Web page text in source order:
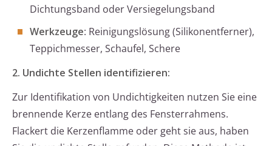
Dichtungsband oder Versiegelungsband
Werkzeuge: Reinigungslösung (Silikonentferner),
Teppichmesser, Schaufel, Schere
2. Undichte Stellen identifizieren:
Zur Identifikation von Undichtigkeiten nutzen Sie eine
brennende Kerze entlang des Fensterrahmens.
Flackert die Kerzenflamme oder geht sie aus, haben